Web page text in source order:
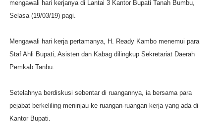
mengawali hari kerjanya di Lantai 3 Kantor Bupati Tanah Bumbu,
Selasa (19/03/19) pagi.
Mengawali hari kerja pertamanya, H. Ready Kambo menemui para
Staf Ahli Bupati, Asisten dan Kabag dilingkup Sekretariat Daerah
Pemkab Tanbu.
Setelahnya berdiskusi sebentar di ruangannya, ia bersama para
pejabat berkeliling meninjau ke ruangan-ruangan kerja yang ada di
Kantor Bupati.